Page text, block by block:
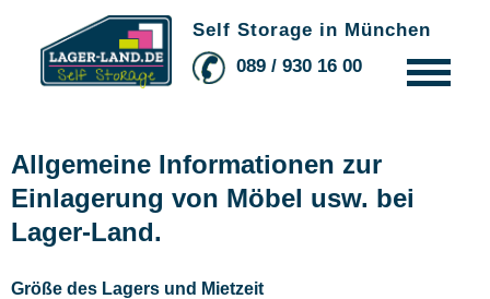
Self Storage in München
089 / 930 16 00
Das Wichtigste in Kürze
Alle Fakten & Vorteile
So geht der Check-in
Allgemeine Informationen zur
Einlagerung von Möbel usw. bei
Lager-Land.
Größe des Lagers und Mietzeit